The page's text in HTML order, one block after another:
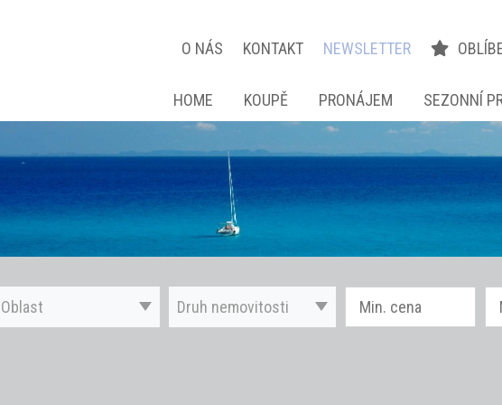
O NÁS KONTAKT NEWSLETTER
HOME KOUPĚ PRONÁJEM SEZONNÍ
Oblast Druh nemovitosti